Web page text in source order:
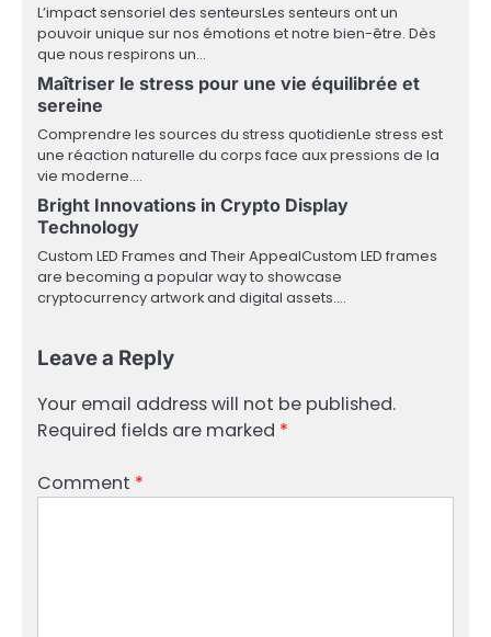
L’impact sensoriel des senteursLes senteurs ont un
pouvoir unique sur nos émotions et notre bien-être. Dès
que nous respirons un…
Maîtriser le stress pour une vie équilibrée et
sereine
Comprendre les sources du stress quotidienLe stress est
une réaction naturelle du corps face aux pressions de la
vie moderne.…
Bright Innovations in Crypto Display
Technology
Custom LED Frames and Their AppealCustom LED frames
are becoming a popular way to showcase
cryptocurrency artwork and digital assets.…
Leave a Reply
Your email address will not be published.
Required fields are marked *
Comment *